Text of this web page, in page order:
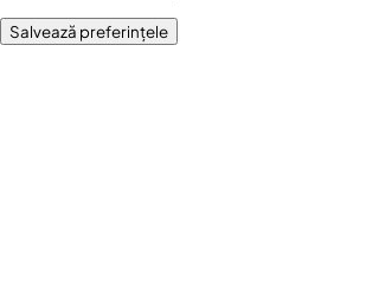
Salvează preferințele